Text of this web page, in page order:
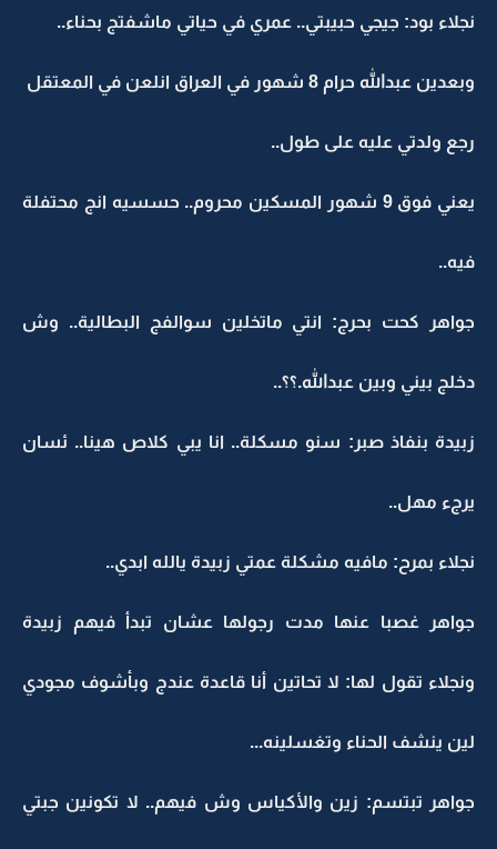
نجلاء بود: جيجي حبيبتي.. عمري في حياتي ماشفتج بحناء..
وبعدين عبدالله حرام 8 شهور في العراق انلعن في المعتقل
رجع ولدتي عليه على طول..
يعني فوق 9 شهور المسكين محروم.. حسسيه انج محتفلة
فيه..
جواهر كحت بحرج: انتي ماتخلين سوالفج البطالية.. وش
دخلج بيني وبين عبدالله.؟؟..
زبيدة بنفاذ صبر: سنو مسكلة.. انا يبي كلاص هينا.. ئسان
يرجء مهل..
نجلاء بمرح: مافيه مشكلة عمتي زبيدة يالله ابدي..
جواهر غصبا عنها مدت رجولها عشان تبدأ فيهم زبيدة
ونجلاء تقول لها: لا تحاتين أنا قاعدة عندج وبأشوف مجودي
لين ينشف الحناء وتغسلينه...
جواهر تبتسم: زين والأكياس وش فيهم.. لا تكونين جبتي